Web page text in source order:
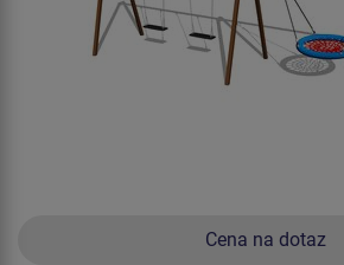
Cena na dotaz